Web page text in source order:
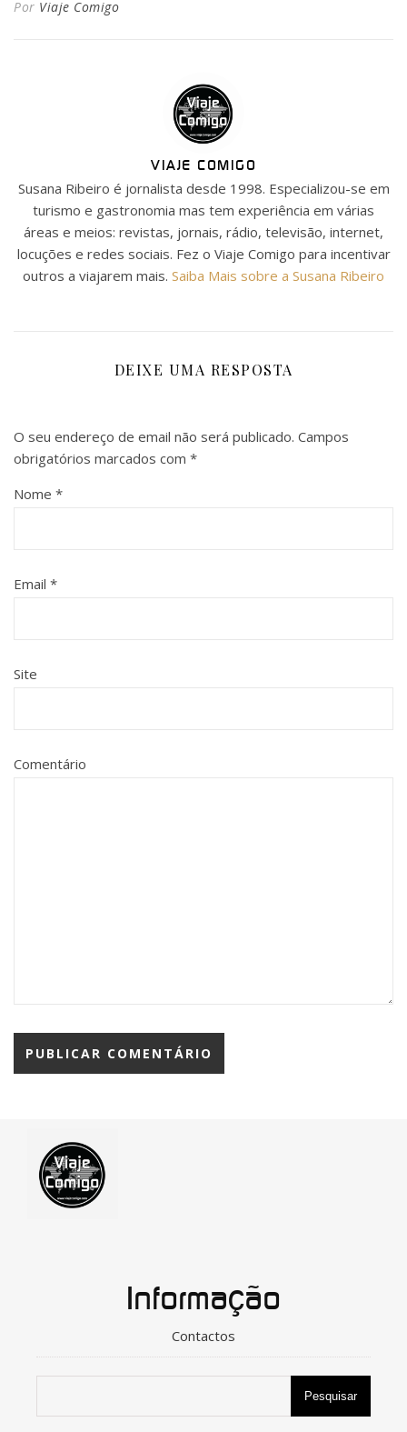
Por Viaje Comigo
VIAJE COMIGO
Susana Ribeiro é jornalista desde 1998. Especializou-se em
turismo e gastronomia mas tem experiência em várias
áreas e meios: revistas, jornais, rádio, televisão, internet,
locuções e redes sociais. Fez o Viaje Comigo para incentivar
outros a viajarem mais. Saiba Mais sobre a Susana Ribeiro
DEIXE UMA RESPOSTA
O seu endereço de email não será publicado. Campos
obrigatórios marcados com *
Nome *
Email *
Site
Comentário
Informação
Contactos
Pesquisar